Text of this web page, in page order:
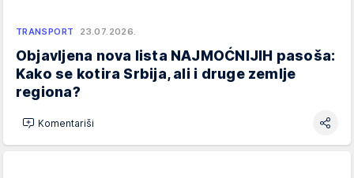
TRANSPORT 23.07.2026.
Objavljena nova lista NAJMOĆNIJIH pasoša:
Kako se kotira Srbija, ali i druge zemlje
regiona?
Komentariši